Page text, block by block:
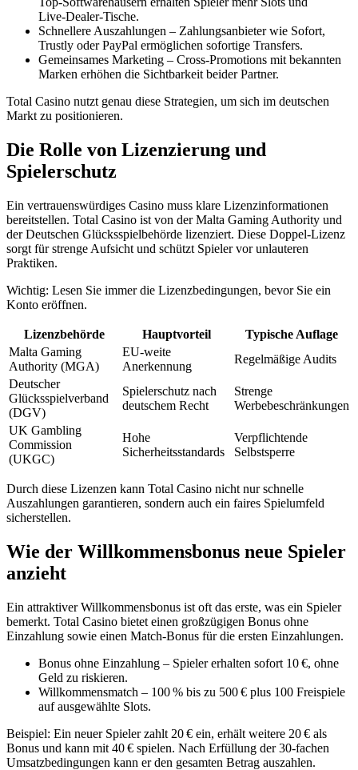
Live‑Dealer‑Tische.
Schnellere Auszahlungen – Zahlungsanbieter wie Sofort,
Trustly oder PayPal ermöglichen sofortige Transfers.
Gemeinsames Marketing – Cross‑Promotions mit bekannten
Marken erhöhen die Sichtbarkeit beider Partner.
Total Casino nutzt genau diese Strategien, um sich im deutschen
Markt zu positionieren.
Die Rolle von Lizenzierung und
Spielerschutz
Ein vertrauenswürdiges Casino muss klare Lizenzinformationen
bereitstellen. Total Casino ist von der Malta Gaming Authority und
der Deutschen Glücksspielbehörde lizenziert. Diese Doppel‑Lizenz
sorgt für strenge Aufsicht und schützt Spieler vor unlauteren
Praktiken.
Wichtig: Lesen Sie immer die Lizenzbedingungen, bevor Sie ein
Konto eröffnen.
Lizenzbehörde Hauptvorteil
Typische Auflage
Malta Gaming
Authority (MGA)
EU‑weite
Anerkennung
Regelmäßige Audits
Deutscher
Glücksspielverband
(DGV)
Spielerschutz nach
deutschem Recht
Strenge
Werbebeschränkungen
UK Gambling
Commission
(UKGC)
Hohe
Sicherheitsstandards
Verpflichtende
Selbstsperre
Durch diese Lizenzen kann Total Casino nicht nur schnelle
Auszahlungen garantieren, sondern auch ein faires Spielumfeld
sicherstellen.
Wie der Willkommensbonus neue Spieler
anzieht
Ein attraktiver Willkommensbonus ist oft das erste, was ein Spieler
bemerkt. Total Casino bietet einen großzügigen Bonus ohne
Einzahlung sowie einen Match‑Bonus für die ersten Einzahlungen.
Bonus ohne Einzahlung – Spieler erhalten sofort 10 €, ohne
Geld zu riskieren.
Willkommensmatch – 100 % bis zu 500 € plus 100 Freispiele
auf ausgewählte Slots.
Beispiel: Ein neuer Spieler zahlt 20 € ein, erhält weitere 20 € als
Bonus und kann mit 40 € spielen. Nach Erfüllung der 30‑fachen
Umsatzbedingungen kann er den gesamten Betrag auszahlen.